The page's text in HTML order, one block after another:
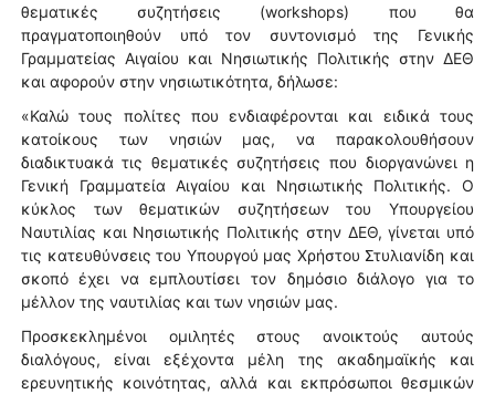
θεματικές συζητήσεις (workshops) που θα
πραγματοποιηθούν υπό τον συντονισμό της Γενικής
Γραμματείας Αιγαίου και Νησιωτικής Πολιτικής στην ΔΕΘ
και αφορούν στην νησιωτικότητα, δήλωσε:
«Καλώ τους πολίτες που ενδιαφέρονται και ειδικά τους
κατοίκους των νησιών μας, να παρακολουθήσουν
διαδικτυακά τις θεματικές συζητήσεις που διοργανώνει η
Γενική Γραμματεία Αιγαίου και Νησιωτικής Πολιτικής. Ο
κύκλος των θεματικών συζητήσεων του Υπουργείου
Ναυτιλίας και Νησιωτικής Πολιτικής στην ΔΕΘ, γίνεται υπό
τις κατευθύνσεις του Υπουργού μας Χρήστου Στυλιανίδη και
σκοπό έχει να εμπλουτίσει τον δημόσιο διάλογο για το
μέλλον της ναυτιλίας και των νησιών μας.
Προσκεκλημένοι ομιλητές στους ανοικτούς αυτούς
διαλόγους, είναι εξέχοντα μέλη της ακαδημαϊκής και
ερευνητικής κοινότητας, αλλά και εκπρόσωποι θεσμικών